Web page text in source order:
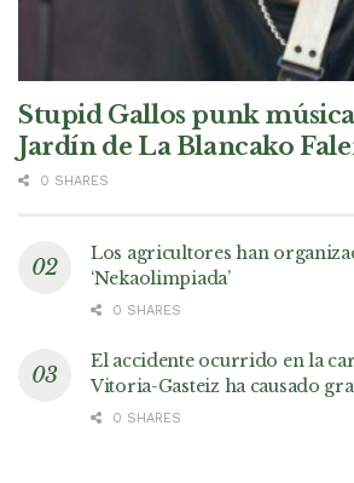
Stupid Gallos punk
Jardín de La Blancako
0 SHARES
Los agricultores han
‘Nekaolimpiada’
0 SHARES
El accidente ocurrido en la
Vitoria-Gasteiz ha causado
0 SHARES